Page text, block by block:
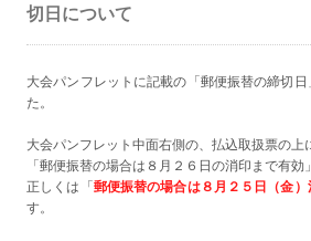
切日について
大会パンフレットに記載の「郵便振替の締切
た。
大会パンフレット中面右側の、払込取扱票の上
「郵便振替の場合は８月２６日の消印まで有効
正しくは「 郵便振替の場合は８月２５日（金
す。